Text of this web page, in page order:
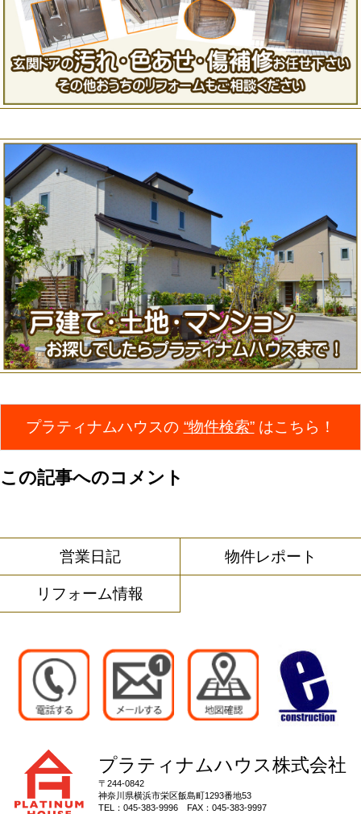
プラティナムハウスの “物件検索” はこちら！
この記事へのコメント
営業日記 物件レポート
リフォーム情報
プラティナムハウス株式会社
〒244-0842
神奈川県横浜市栄区飯島町1293番地53
TEL：045-383-9996 FAX：045-383-9997